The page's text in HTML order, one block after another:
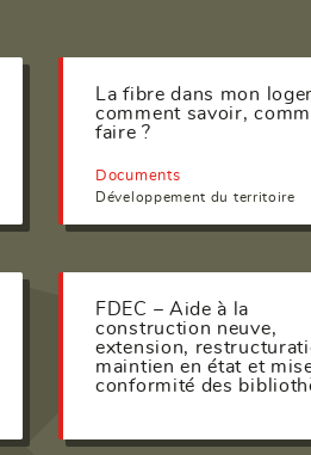
La fibre dans mon
comment savoir,
faire ?
Documents
Développement du territoire
FDEC – Aide à la
construction neuve,
extension,
maintien en état et
conformité des